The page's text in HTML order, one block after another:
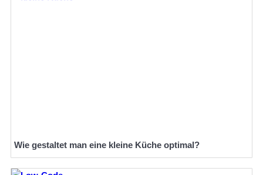
Wie gestaltet man eine kleine Küche optimal?